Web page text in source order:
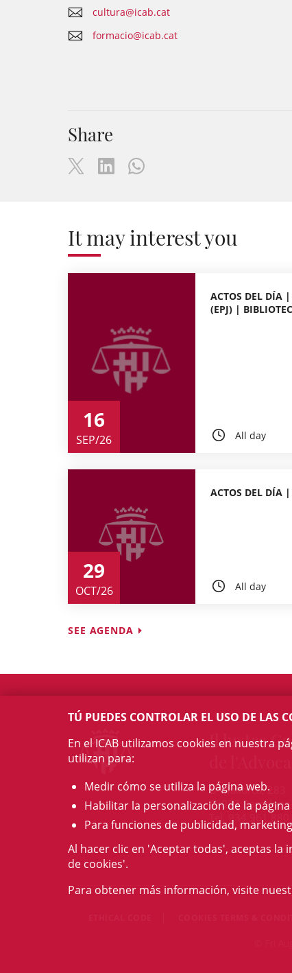
cultura@icab.cat
formacio@icab.cat
Share
It may interest you
16
SEP/26
ACTOS DEL DÍA |
(EPJ) |
All day
29
OCT/26
ACTOS DEL DÍA
All day
SEE AGENDA
Il·lustre
c/ Mallorca, 283
08037 Barcelona
Tel. 934 961 880
© Fri
TÚ PUEDES CONTROLAR EL USO DE LAS
En el ICAB utilizamos cookies en nuestra
utilizan para:
Medir cómo se utiliza la página web.
Habilitar la personalización de la página
Para funciones de publicidad,
Al hacer clic en 'Aceptar todas', aceptas la
de cookies'.
Para obtener más información, visite